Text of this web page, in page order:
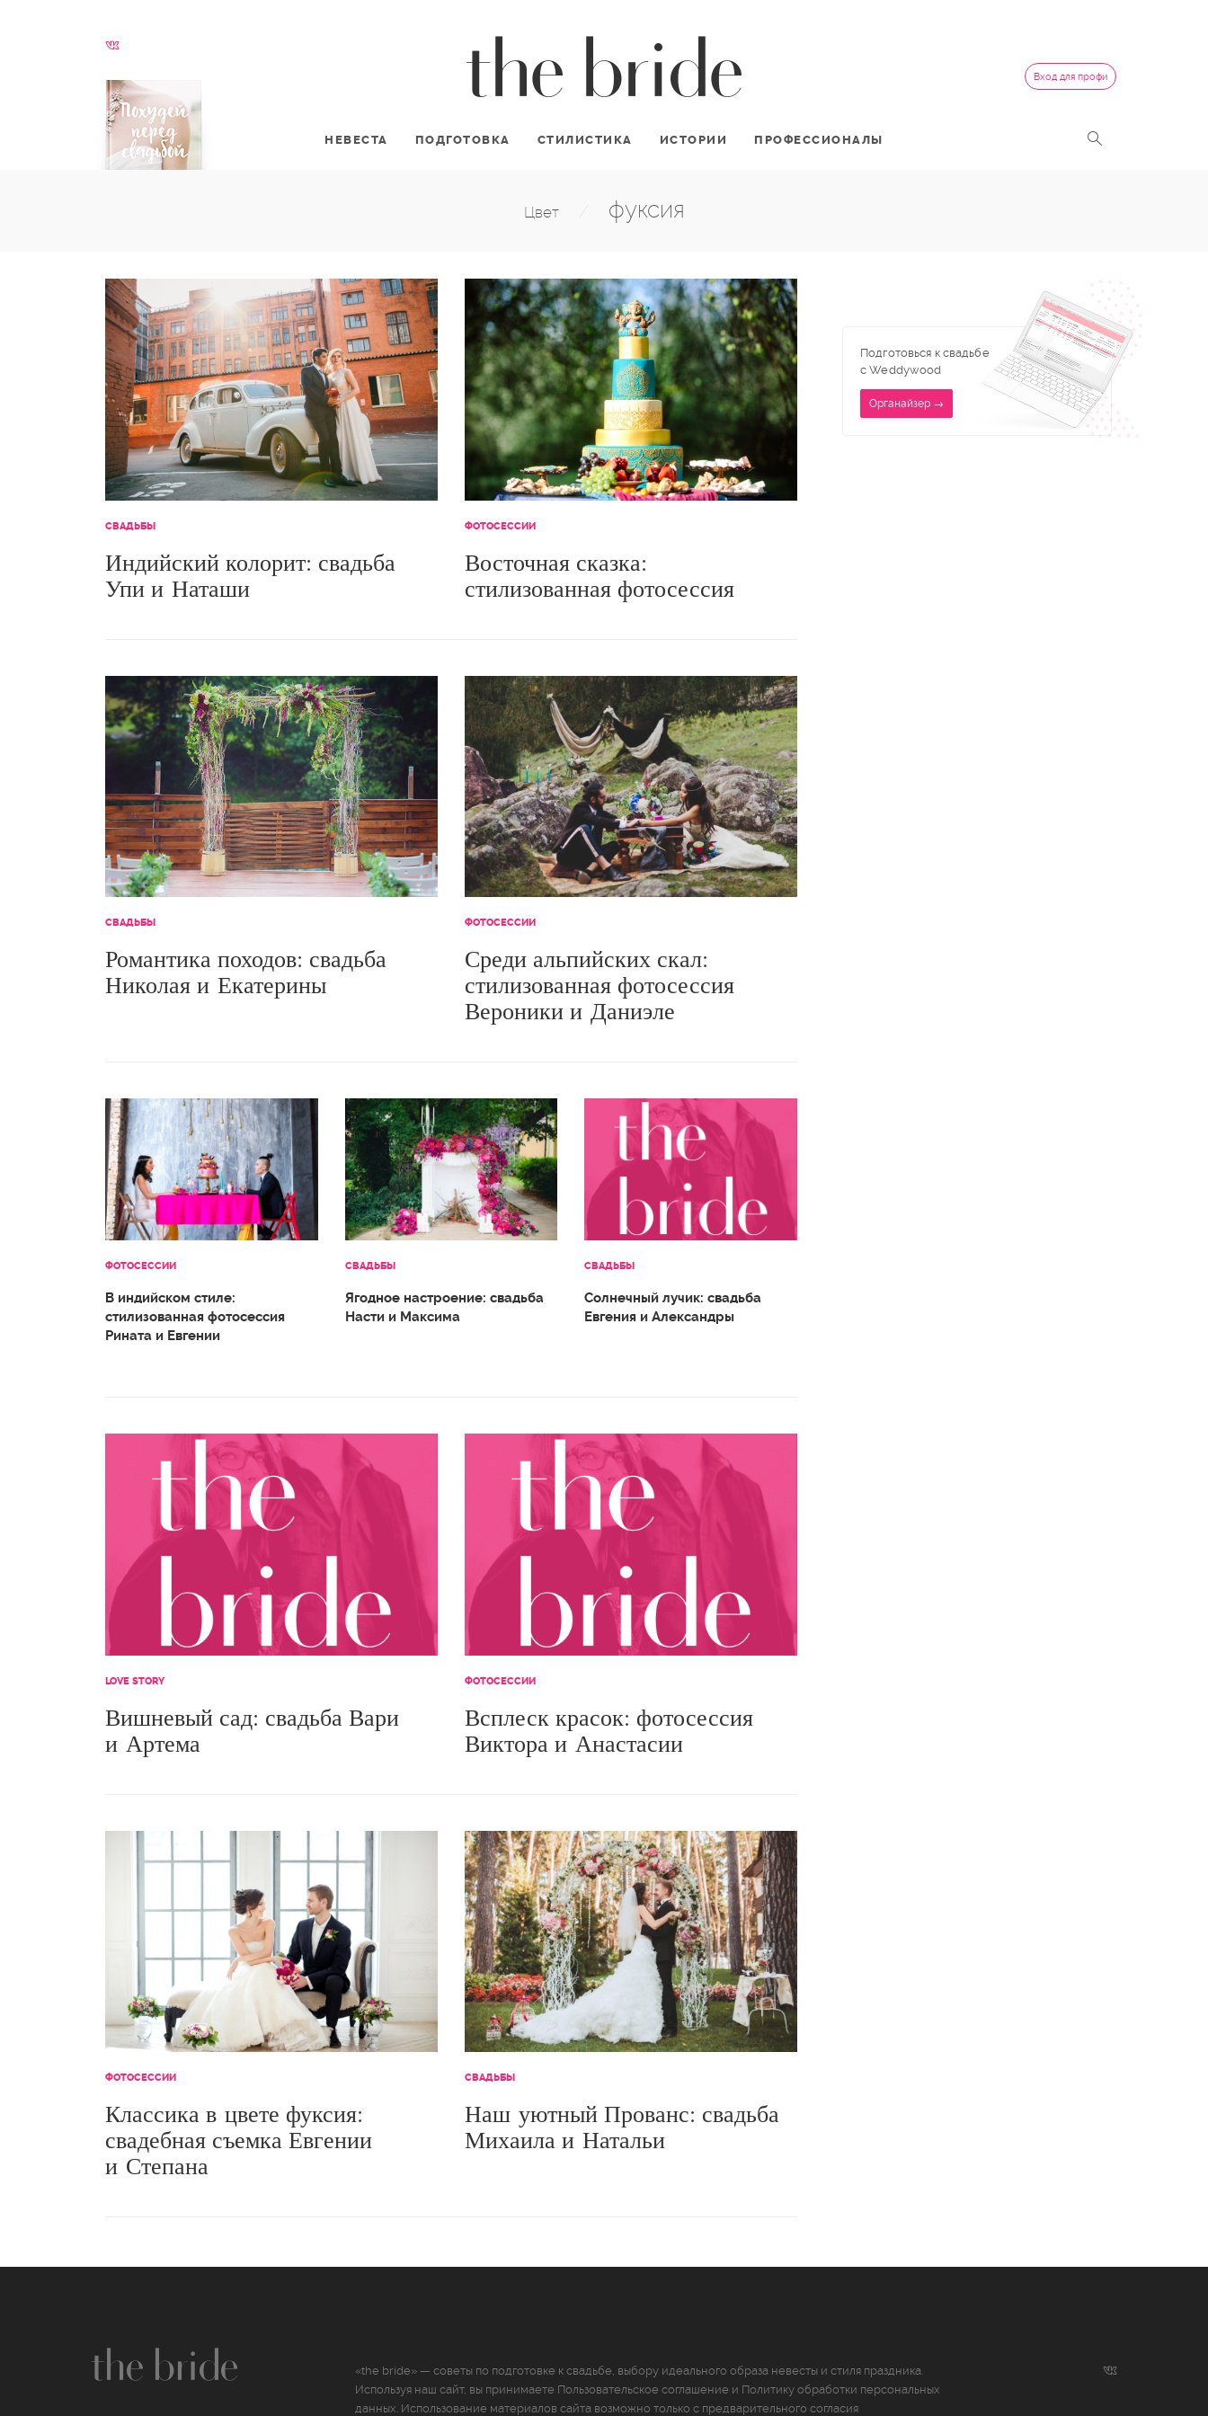
Вход для профи
НЕВЕСТА ПОДГОТОВКА СТИЛИСТИКА ИСТОРИИ ПРОФЕССИОНАЛЫ
Цвет фуксия
СВАДЬБЫ
Индийский колорит: свадьба
Упи и Наташи
ФОТОСЕССИИ
Восточная сказка:
стилизованная фотосессия
СВАДЬБЫ
Романтика походов: свадьба
Николая и Екатерины
ФОТОСЕССИИ
Среди альпийских скал:
стилизованная фотосессия
Вероники и Даниэле
ФОТОСЕССИИ
В индийском стиле:
стилизованная фотосессия
Рината и Евгении
СВАДЬБЫ
Ягодное настроение: свадьба
Насти и Максима
СВАДЬБЫ
Солнечный лучик: свадьба
Евгения и Александры
LOVE STORY
Вишневый сад: свадьба Вари
и Артема
ФОТОСЕССИИ
Всплеск красок: фотосессия
Виктора и Анастасии
ФОТОСЕССИИ
Классика в цвете фуксия:
свадебная съемка Евгении
и Степана
СВАДЬБЫ
Наш уютный Прованс: свадьба
Михаила и Натальи
Подготовься к свадьбе
с Weddywood
Органайзер →
«the bride» — советы по подготовке к свадьбе, выбору идеального образа невесты и стиля праздника.
Используя наш сайт, вы принимаете Пользовательское соглашение и Политику обработки персональных
данных. Использование материалов сайта возможно только с предварительного согласия